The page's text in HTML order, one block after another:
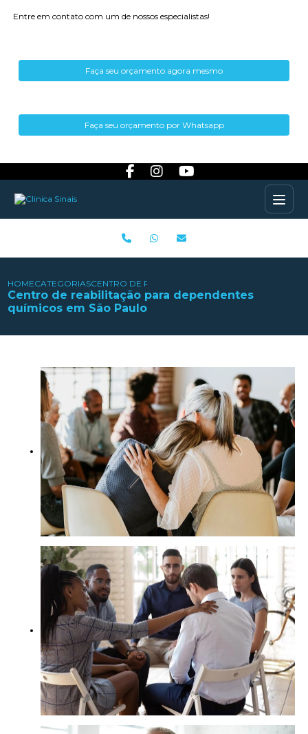
Entre em contato com um de nossos especialistas!
Faça seu orçamento agora mesmo
Faça seu orçamento por Whatsapp
HOMECATEGORIASCENTRO DE REABILITAÇÃO PARA DEPENDENTES
Centro de reabilitação para dependentes
químicos em São Paulo